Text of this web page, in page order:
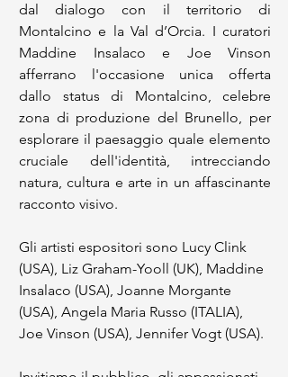
dal dialogo con il territorio di
Montalcino e la Val d’Orcia. I curatori
Maddine Insalaco e Joe Vinson
afferrano l'occasione unica offerta
dallo status di Montalcino, celebre
zona di produzione del Brunello, per
esplorare il paesaggio quale elemento
cruciale dell'identità, intrecciando
natura, cultura e arte in un affascinante
racconto visivo.
Gli artisti espositori sono Lucy Clink
(USA), Liz Graham-Yooll (UK), Maddine
Insalaco (USA), Joanne Morgante
(USA), Angela Maria Russo (ITALIA),
Joe Vinson (USA), Jennifer Vogt (USA).